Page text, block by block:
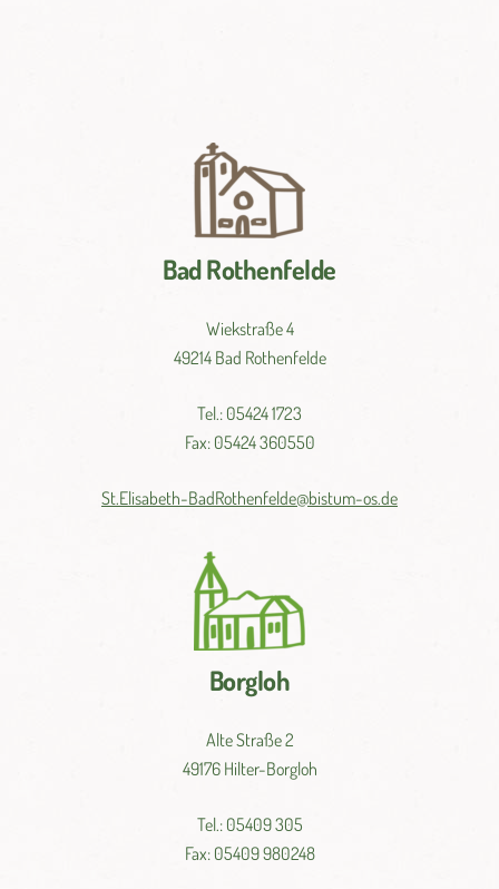
Bad Rothenfelde
Wiekstraße 4
49214 Bad Rothenfelde
Tel.: 05424 1723
Fax: 05424 360550
St.Elisabeth-BadRothenfelde@bistum-os.de
Borgloh
Alte Straße 2
49176 Hilter-Borgloh
Tel.: 05409 305
Fax: 05409 980248